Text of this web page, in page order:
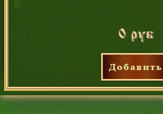
0 руб
Добавить